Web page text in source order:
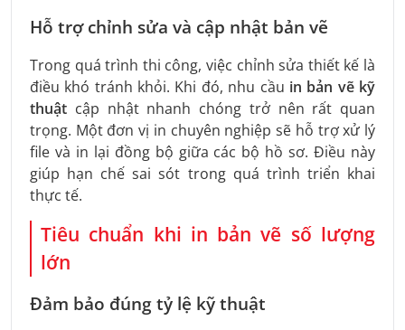
Hỗ trợ chỉnh sửa và cập nhật bản vẽ
Trong quá trình thi công, việc chỉnh sửa thiết kế là
điều khó tránh khỏi. Khi đó, nhu cầu in bản vẽ kỹ
thuật cập nhật nhanh chóng trở nên rất quan
trọng. Một đơn vị in chuyên nghiệp sẽ hỗ trợ xử lý
file và in lại đồng bộ giữa các bộ hồ sơ. Điều này
giúp hạn chế sai sót trong quá trình triển khai
thực tế.
Tiêu chuẩn khi in bản vẽ số lượng
lớn
Đảm bảo đúng tỷ lệ kỹ thuật